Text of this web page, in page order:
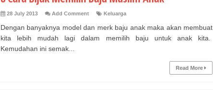
28 July 2013 Add Comment Keluarga
Dengan banyaknya model dan merk baju anak maka akan membuat
kita lebih mudah lagi dalam memilih baju untuk anak kita.
Kemudahan ini semak...
Read More